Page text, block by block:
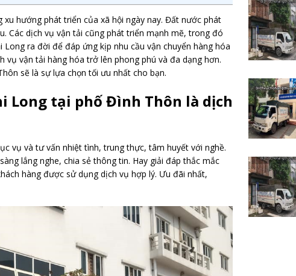
hướng phát triển của xã hội ngày nay. Đất nước phát
Các dịch vụ vận tải cũng phát triển mạnh mẽ, trong đó
ra đời để đáp ứng kịp nhu cầu vận chuyển hàng hóa
vụ vận tải hàng hóa trở lên phong phú và đa dạng hơn.
sẽ là sự lựa chọn tối ưu nhất cho bạn.
Long tại phố Đình Thôn là dịch
vụ và tư vấn nhiệt tình, trung thực, tâm huyết với nghề.
lắng nghe, chia sẻ thông tin. Hay giải đáp thắc mắc
hàng được sử dụng dịch vụ hợp lý. Ưu đãi nhất,